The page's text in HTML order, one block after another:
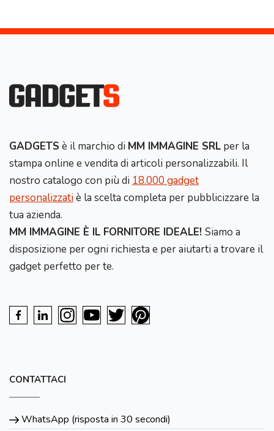
GADGETS è il marchio di MM IMMAGINE SRL per la
stampa online e vendita di articoli personalizzabili. Il
nostro catalogo con più di 18.000 gadget
personalizzatiè la scelta completa per pubblicizzare la
tua azienda.
MM IMMAGINE È IL FORNITORE IDEALE! Siamo a
disposizione per ogni richiesta e per aiutarti a trovare il
gadget perfetto per te.
CONTATTACI
WhatsApp (risposta in 30 secondi)